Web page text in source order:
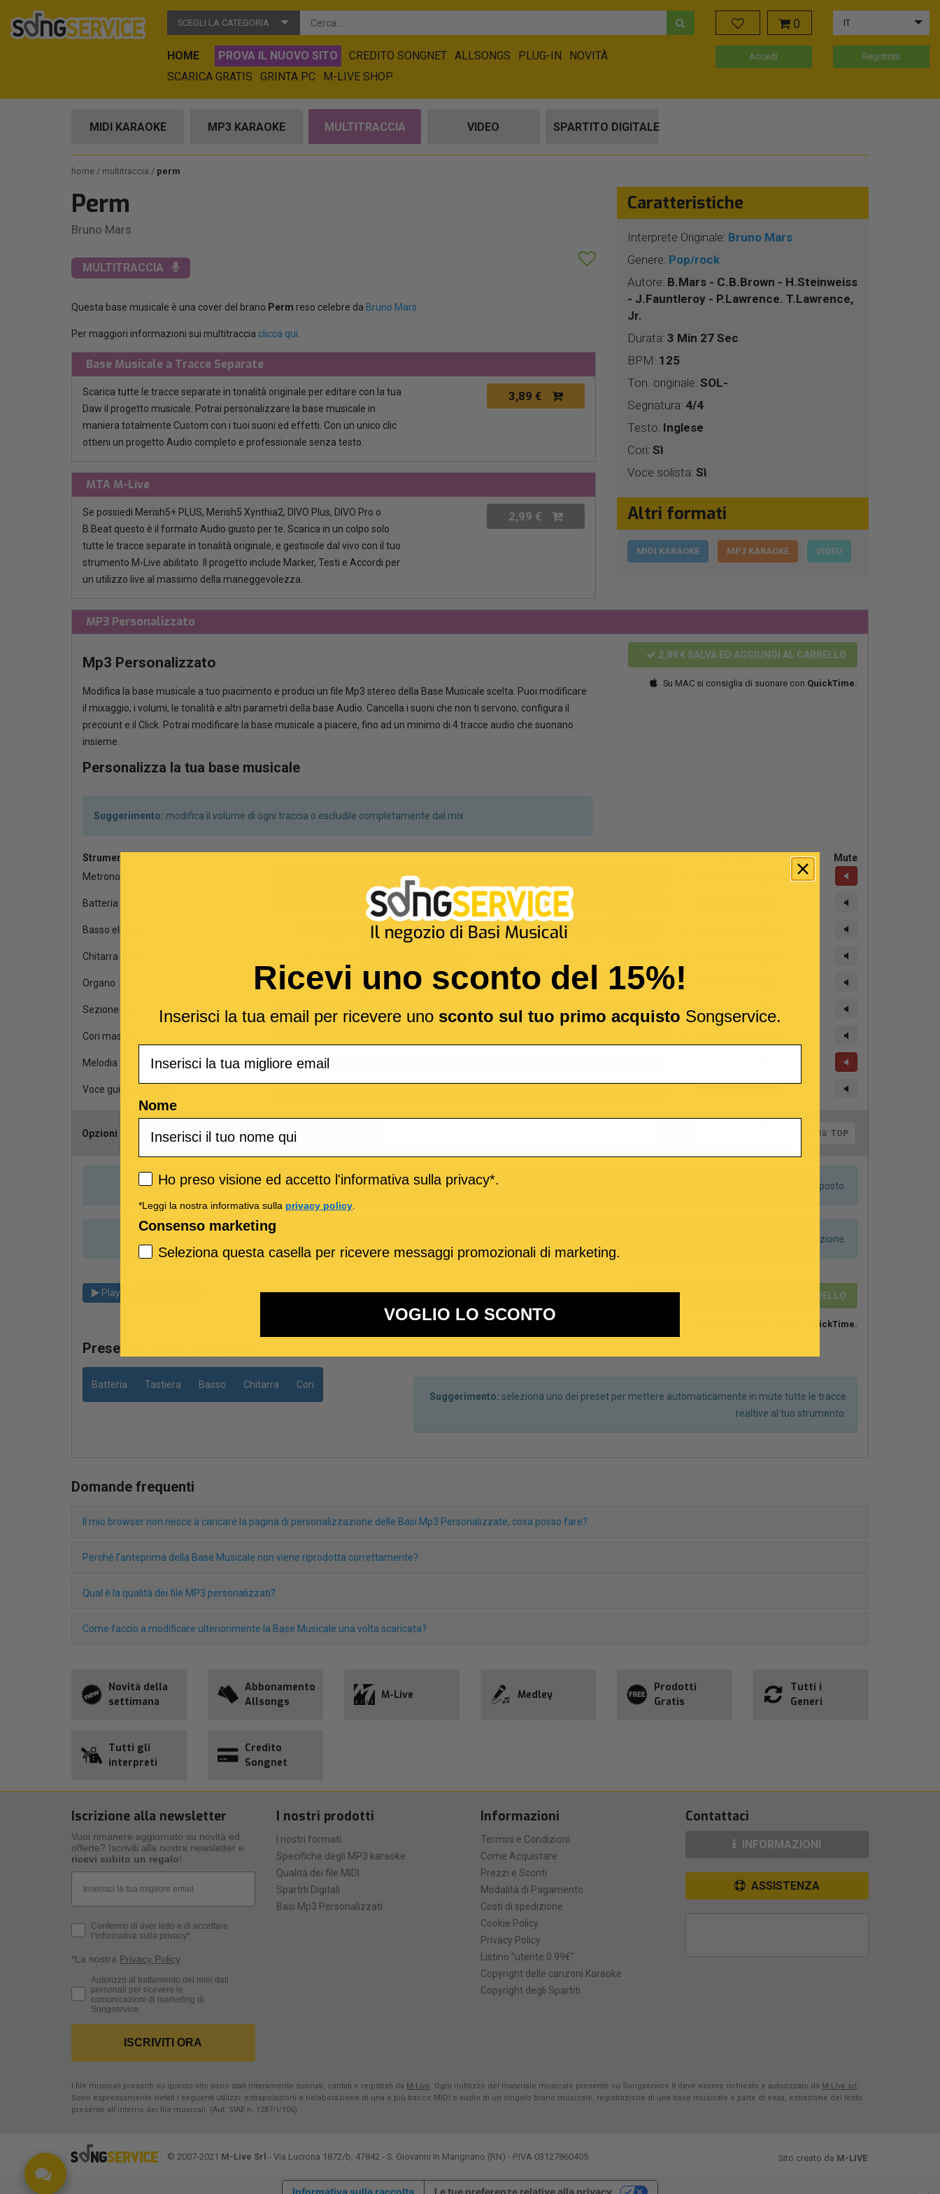
SCEGLI LA CATEGORIA
HOME PROVA IL NUOVO SITO CREDITO SONGNET ALLSONGS PLUG-IN
NOVITÀ
SCARICA GRATIS
GRINTA PC M-LIVE SHOP
0 IT
Accedi Registrati
MIDI KARAOKE MP3 KARAOKE MULTITRACCIA VIDEO SPARTITO DIGITALE
home multitraccia perm
Perm
Bruno Mars
MULTITRACCIA
Questa base musicale è una cover del brano Perm reso celebre da Bruno Mars
Per maggiori informazioni sui multitraccia clicca qui
Base Musicale a Tracce Separate
Scarica tutte le tracce separate in tonalità originale per editare con la tua
Daw il progetto musicale. Potrai personalizzare la base musicale in
maniera totalmente Custom con i tuoi suoni ed effetti. Con un unico clic
ottieni un progetto Audio completo e professionale senza testo.
3,89 €
MTA M-Live
Se possiedi Merish5+ PLUS, Merish5 Xynthia2, DIVO Plus, DIVO Pro o
B.Beat questo è il formato Audio giusto per te. Scarica in un colpo solo
tutte le tracce separate in tonalità originale, e gestiscile dal vivo con il tuo
strumento M-Live abilitato. Il progetto include Marker, Testi e Accordi per
un utilizzo live al massimo della maneggevolezza.
2,99 €
Caratteristiche
Interprete Originale: Bruno Mars
Genere: Pop/rock
Autore: B.Mars - C.B.Brown - H.Steinweiss
- J.Fauntleroy - P.Lawrence. T.Lawrence,
Jr.
Durata: 3 Min 27 Sec
BPM: 125
Ton. originale: SOL-
Segnatura: 4/4
Testo: Inglese
Cori: Sì
Voce solista: Sì
Altri formati
MIDI KARAOKE MP3 KARAOKE VIDEO
MP3 Personalizzato
Mp3 Personalizzato
Modifica la base musicale a tuo piacimento e produci un file Mp3 stereo della Base Musicale scelta. Puoi modificare
il mixaggio, i volumi, le tonalità e altri parametri della base Audio. Cancella i suoni che non ti servono, configura il
precount e il Click. Potrai modificare la base musicale a piacere, fino ad un minimo di 4 tracce audio che suonano
insieme.
2,89 €SALVA ED AGGIUNGI AL CARRELLO
Su MAC si consiglia di suonare con QuickTime.
Personalizza la tua base musicale
Suggerimento: modifica il volume di ogni traccia o escludile completamente dal mix
Strumenti
Mute
Metronomo
Batteria
Basso elettrico
Chitarra clean
Organo
Sezione fiati
Cori maschili
Melodia
Voce guida maschile
Opzioni Scegli il canale per il CLICK Qualità: TOP
Se la base Metronomo-Click viene inserita su uno dei due canali la base suonerà sul canale opposto.
Le tonalità indicate con (*) non subiranno alcuna transposizione durante la generazione.
Play 2,89 € SALVA ED AGGIUNGI AL CARRELLO
QuickTime.
Preset per il tuo strumento
Batteria Tastiera Basso Chitarra
Cori
Suggerimento: seleziona uno dei preset per mettere automaticamente in mute tutte le tracce
realtive al tuo strumento.
Domande frequenti
Il mio browser non riesce a caricare la pagina di personalizzazione delle Basi Mp3 Personalizzate, cosa posso fare?
Perché l'anteprima della Base Musicale non viene riprodotta correttamente?
Qual è la qualità dei file MP3 personalizzati?
Come faccio a modificare ulteriorimente la Base Musicale una volta scaricata?
Novità della
settimana
Abbonamento
Allsongs
M-Live Medley
Prodotti
Gratis
Tutti i
Generi
Tutti gli
interpreti
Credito
Songnet
Iscrizione alla newsletter
Vuoi rimanere aggiornato su novità ed
offerte? Iscriviti alla nostra newsletter e
ricevi subito un regalo!
Privacy Policy
Confermo di aver letto e di accettare
l’informativa sulla privacy*.
*La nostra Privacy Policy.
Consenso Marketing
Autorizzo al trattamento dei miei dati
personali per ricevere le
comunicazioni di marketing di
Songservice.
ISCRIVITI ORA
I nostri prodotti
I nostri formati
Specifiche degli MP3 karaoke
Qualità dei file MIDI
Spartiti Digitali
Basi Mp3 Personalizzati
Informazioni
Termini e Condizioni
Come Acquistare
Prezzi e Sconti
Modalità di Pagamento
Costi di spedizione
Cookie Policy
Privacy Policy
Listino "utente 0.99€"
Copyright delle canzoni Karaoke
Copyright degli Spartiti
Contattaci
INFORMAZIONI
ASSISTENZA
I file musicali presenti su questo sito sono stati interamente suonati, cantati e registrati da M-Live. Ogni riutilizzo del materiale musicale presente su Songservice.it deve essere richiesto e autorizzato da M-Live srl .
Sono espressamente vietati i seguenti utilizzi: estrapolazioni e rielaborazione di una o più tracce MIDI o audio di un singolo brano musicale, registrazione di una base musicale o parte di essa, estrazione del testo
presente all'interno dei file musicali. (Aut. SIAE n. 1287/I/106)
© 2007-2021 M-Live Srl - Via Luciona 1872/b, 47842 - S. Giovanni In Marignano (RN) - P.IVA 03127860405 Sito creato da M-LIVE
Ricevi uno sconto del 15%!
Inserisci la tua email per ricevere uno sconto sul tuo primo acquisto Songservice.
Nome
Privacy policy
Ho preso visione ed accetto l'informativa sulla privacy*.
*Leggi la nostra informativa sulla privacy policy
Consenso marketing
Seleziona questa casella per ricevere messaggi promozionali di marketing.
VOGLIO LO SCONTO